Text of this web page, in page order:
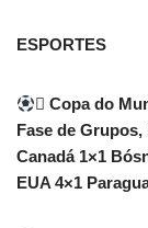
ESPORTES
 Copa do
Fase de Grupos,
Canadá 1×1
EUA 4×1